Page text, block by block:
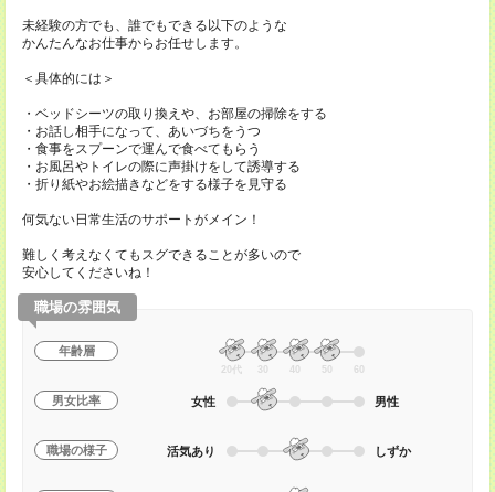
未経験の方でも、誰でもできる以下のような
かんたんなお仕事からお任せします。
＜具体的には＞
・ベッドシーツの取り換えや、お部屋の掃除をする
・お話し相手になって、あいづちをうつ
・食事をスプーンで運んで食べてもらう
・お風呂やトイレの際に声掛けをして誘導する
・折り紙やお絵描きなどをする様子を見守る
何気ない日常生活のサポートがメイン！
難しく考えなくてもスグできることが多いので
安心してくださいね！
職場の雰囲気
年齢層
20代 30 40 50 60
男女比率 女性 男性
職場の様子 活気あり しずか